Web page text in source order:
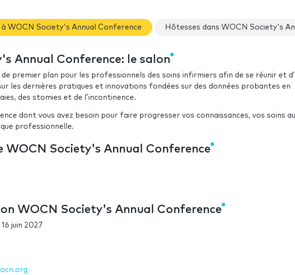
WOCN Society's Annual Conference Hôtesses dans WOCN Society's
Annual Conference: le salon
de premier plan pour les professionnels des soins infirmiers afin de se réunir et
les dernières pratiques et innovations fondées sur des données probantes en
des stomies et de l’incontinence.
dont vous avez besoin pour faire progresser vos connaissances, vos soins
professionnelle.
WOCN Society's Annual Conference
WOCN Society's Annual Conference
juin 2027